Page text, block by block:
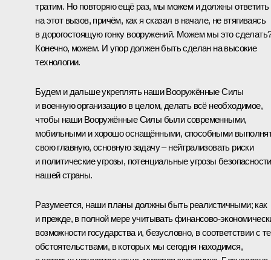
тратим. Но повторяю ещё раз, мы можем и должны ответить
на этот вызов, причём, как я сказал в начале, не втягиваясь
в дорогостоящую гонку вооружений. Можем мы это
Конечно, можем. И упор должен быть сделан на высокие
технологии.
Будем и дальше укреплять наши Вооружённые Силы
и военную организацию в целом, делать всё необходимое,
чтобы наши Вооружённые Силы были современными,
мобильными и хорошо оснащёнными, способными
свою главную, основную задачу – нейтрализовать риски
и политические угрозы, потенциальные угрозы безопасности
нашей страны.
Разумеется, наши планы должны быть реалистичными; как
и прежде, в полной мере учитывать финансово-
возможности государства и, безусловно, в соответствии с
обстоятельствами, в которых мы сегодня находимся,